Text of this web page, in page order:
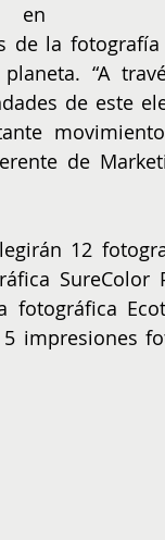
en
de la
“A
de este
de
12
SureColor
impresiones